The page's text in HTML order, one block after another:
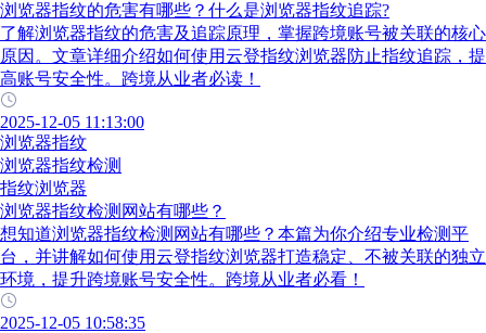
浏览器指纹的危害有哪些？什么是浏览器指纹追踪?
了解浏览器指纹的危害及追踪原理，掌握跨境账号被关联的核心
原因。文章详细介绍如何使用云登指纹浏览器防止指纹追踪，提
高账号安全性。跨境从业者必读！
2025-12-05 11:13:00
浏览器指纹
浏览器指纹检测
指纹浏览器
浏览器指纹检测网站有哪些？
想知道浏览器指纹检测网站有哪些？本篇为你介绍专业检测平
台，并讲解如何使用云登指纹浏览器打造稳定、不被关联的独立
环境，提升跨境账号安全性。跨境从业者必看！
2025-12-05 10:58:35